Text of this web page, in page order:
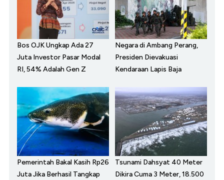
Bos OJK Ungkap Ada 27
Juta Investor Pasar Modal
RI, 54% Adalah Gen Z
Negara di Ambang Perang,
Presiden Dievakuasi
Kendaraan Lapis Baja
Pemerintah Bakal Kasih Rp26
Juta Jika Berhasil Tangkap
Tsunami Dahsyat 40 Meter
Dikira Cuma 3 Meter, 18.500